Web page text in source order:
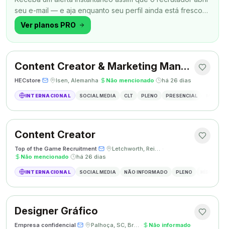
seu e-mail — e aja enquanto seu perfil ainda está fresco
na memória.
Ver planos PRO
Content Creator & Marketing Manager
HECstore· · Isen, Alemanha· Não mencionado· há 26 dias
INTERNACIONAL SOCIAL MEDIA CLT PLENO PRESENCIAL
Content Creator
Top of the Game Recruitment· · Letchworth, Reino Unido ·
Não mencionado· há 26 dias
INTERNACIONAL SOCIAL MEDIA NÃO INFORMADO PLENO
Designer Gráfico
Empresa confidencial· · Palhoça, SC, Brasil · Não informado·